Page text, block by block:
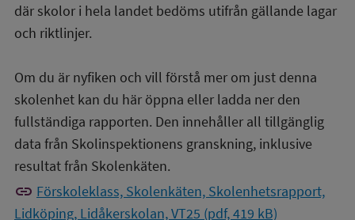
där skolor i hela landet bedöms utifrån gällande lagar
och riktlinjer.
Om du är nyfiken och vill förstå mer om just denna
skolenhet kan du här öppna eller ladda ner den
fullständiga rapporten. Den innehåller all tillgänglig
data från Skolinspektionens granskning, inklusive
resultat från Skolenkäten.
link Förskoleklass, Skolenkäten, Skolenhetsrapport,
Lidköping, Lidåkerskolan, VT25 (pdf, 419 kB)